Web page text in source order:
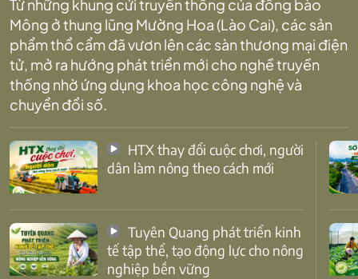
Từ những khung cửi truyền thống của đồng bào
Mông ở thung lũng Mường Hoa (Lào Cai), các sản
phẩm thổ cẩm đã vươn lên các sàn thương mại điện
tử, mở ra hướng phát triển mới cho nghề truyền
thống nhờ ứng dụng khoa học công nghệ và
chuyển đổi số.
dân làm nông theo cách mới
tế tập thể, tạo động lực cho nông
nghiệp bền vững